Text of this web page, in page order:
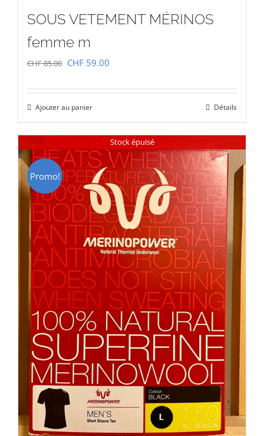
SOUS VETEMENT MÉRINOS
femme m
CHF85.00 Le
initial
était :
CHF 85.00.
CHF 59.00
actuel
CHF 59.00.
Ajouter au panier Détails
Stock épuisé
Promo!